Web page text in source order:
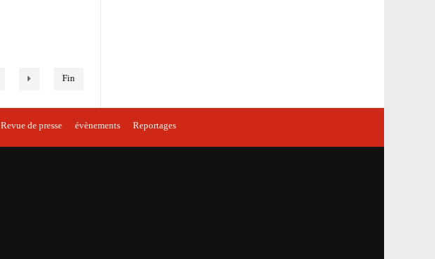
Fin
Revue de presse évènements Reportages